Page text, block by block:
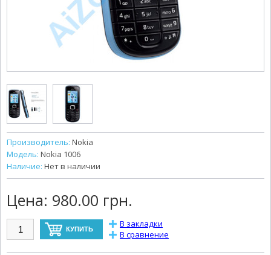
Производитель: Nokia
Модель: Nokia 1006
Наличие: Нет в наличии
Цена: 980.00 грн.
В закладки
В сравнение